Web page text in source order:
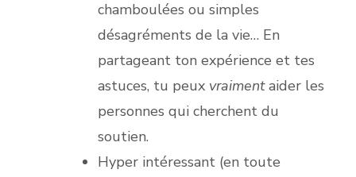
chamboulées ou simples
désagréments de la vie… En
partageant ton expérience et tes
astuces, tu peux vraimentaider les
personnes qui cherchent du
soutien.
Hyper intéressant (en toute